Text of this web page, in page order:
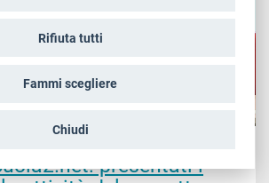
presentati i
Rifiuta tutti
Fammi scegliere
Chiudi